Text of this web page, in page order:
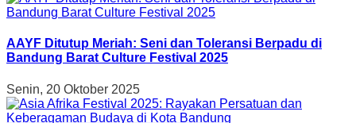
AAYF Ditutup Meriah: Seni dan Toleransi Berpadu di
Bandung Barat Culture Festival 2025
Senin, 20 Oktober 2025